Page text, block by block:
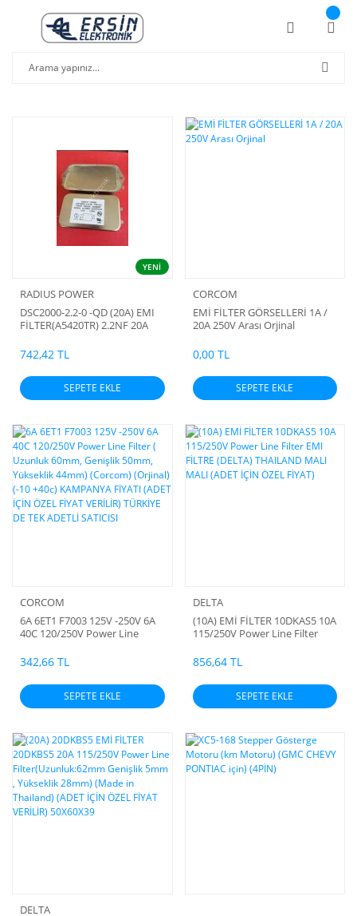
YENİ
RADIUS POWER
DSC2000-2.2-0 -QD (20A) EMI
FİLTER(A5420TR) 2.2NF 20A
Filter USA (İSBAK tarafından
yapılmış olan Laboratuar testi
onaylanmıştır) (ADET İÇİN
ÖZEL FİYAT VERİLİR)
742,42 TL
SEPETE EKLE
CORCOM
EMİ FİLTER GÖRSELLERİ 1A /
20A 250V Arası Orjinal
0,00 TL
SEPETE EKLE
CORCOM
6A 6ET1 F7003 125V -250V 6A
40C 120/250V Power Line
Genişlik 50mm, Yükseklik
44mm) (Corcom) (Orjinal) (-10
+40c) KAMPANYA FİYATI (ADET
İÇİN ÖZEL FİYAT VERİLİR)
TÜRKİYE DE TEK ADETLİ
342,66 TL
SEPETE EKLE
DELTA
(10A) EMİ FİLTER 10DKAS5 10A
115/250V Power Line Filter
MALI MALI (ADET İÇİN ÖZEL
FİYAT)
856,64 TL
SEPETE EKLE
DELTA